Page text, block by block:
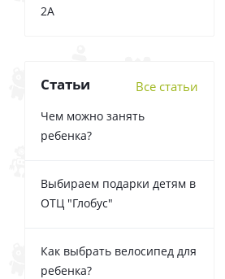
2А
Статьи Все статьи
Чем можно занять
ребенка?
Выбираем подарки детям в
ОТЦ "Глобус"
Как выбрать велосипед для
ребенка?